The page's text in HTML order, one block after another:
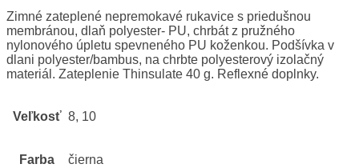
Zimné zateplené nepremokavé rukavice s priedušnou
membránou, dlaň polyester- PU, chrbát z pružného
nylonového úpletu spevneného PU koženkou. Podšívka v
dlani polyester/bambus, na chrbte polyesterový izolačný
materiál. Zateplenie Thinsulate 40 g. Reflexné doplnky.
Veľkosť 8, 10
Farba čierna